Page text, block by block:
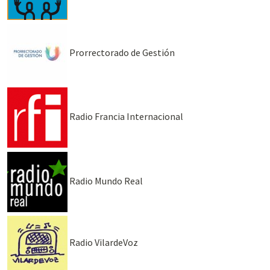
Prorrectorado de Gestión
Radio Francia Internacional
Radio Mundo Real
Radio VilardeVoz